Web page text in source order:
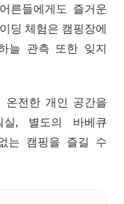
른들에게도 즐거운
딩 체험은 캠핑장에
늘 관측 또한 잊지
온전한 개인 공간을
, 별도의 바베큐
는 캠핑을 즐길 수